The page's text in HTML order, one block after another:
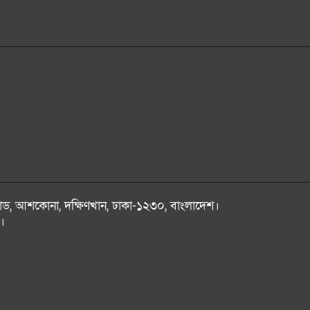
আগস্ট মাসে সরকারি চাকরিজীবীদের দুই দফায় ৮
বাংলাদেশের সঙ্গে নতুন করে সম্পর্ক গড়ার পরামর্শ
আশকোনা, দক্ষিণখান, ঢাকা-১২৩০, বাংলাদেশ।